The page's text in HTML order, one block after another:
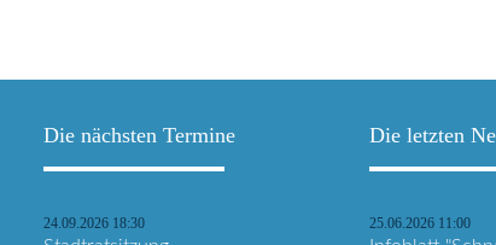
Die nächsten Termine
24.09.2026 18:30
Die letzten
25.06.2026 11:00